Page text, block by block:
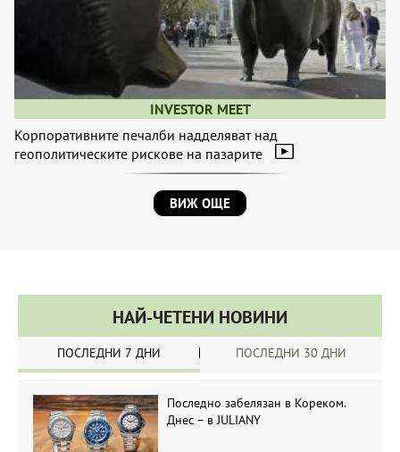
INVESTOR MEET
Корпоративните печалби надделяват над
геополитическите рискове на пазарите
ВИЖ ОЩЕ
НАЙ-ЧЕТЕНИ НОВИНИ
ПОСЛЕДНИ 7 ДНИ ПОСЛЕДНИ 30 ДНИ
Последно забелязан в Кореком.
Днес – в JULIANY